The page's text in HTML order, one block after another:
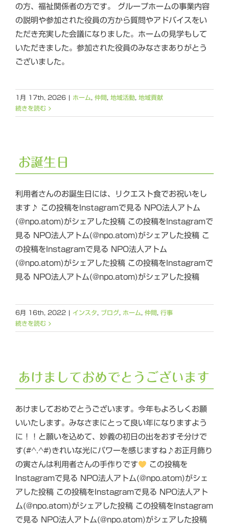
の方、福祉関係者の方です。 グループホームの事業内容
の説明や参加された役員の方から質問やアドバイスをい
ただき充実した会議になりました。ホームの見学もして
いただきました。参加された役員のみなさまありがとう
ございました。
1月 17th, 2026 | ホーム 仲間 地域活動 地域貢献
続きを読む
お誕生日
利用者さんのお誕生日には、リクエスト食でお祝いをし
ます♪ この投稿をInstagramで見る NPO法人アトム
(@npo.atom)がシェアした投稿 この投稿をInstagramで
見る NPO法人アトム(@npo.atom)がシェアした投稿 こ
の投稿をInstagramで見る NPO法人アトム
(@npo.atom)がシェアした投稿 この投稿をInstagramで
見る NPO法人アトム(@npo.atom)がシェアした投稿
6月 16th, 2022 | インスタ ブログ ホーム 仲間
行事
続きを読む
あけましておめでとうございます
あけましておめでとうございます。今年もよろしくお願
いいたします。みなさまにとって良い年になりますよう
に！！と願いを込めて、妙義の初日の出をおすそ分けで
す(#^.^#)きれいな光にパワーを感じますね♪お正月飾り
の寅さんは利用者さんの手作りです
この投稿を
Instagramで見る NPO法人アトム(@npo.atom)がシェ
アした投稿 この投稿をInstagramで見る NPO法人アト
ム(@npo.atom)がシェアした投稿 この投稿をInstagram
で見る NPO法人アトム(@npo.atom)がシェアした投稿